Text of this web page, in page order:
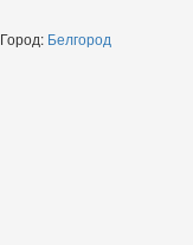
Город: Белгород